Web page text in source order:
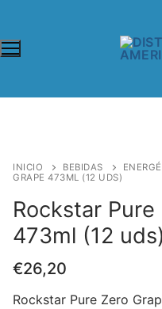
INICIO BEBIDAS
GRAPE 473ML (12 UDS)
Rockstar
473ml (12 uds)
€26,20
Rockstar Pure Zero